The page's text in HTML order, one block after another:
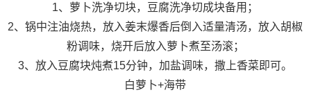
1、萝卜洗净切块，豆腐洗净切成块备用；
2、锅中注油烧热，放入姜末爆香后倒入适量清汤，放入胡椒
粉调味，烧开后放入萝卜煮至汤滚；
3、放入豆腐块炖煮15分钟，加盐调味，撒上香菜即可。
白萝卜+海带